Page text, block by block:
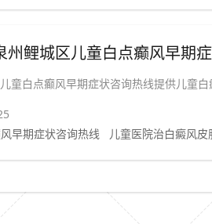
州鲤城区儿童白点癫风早期
童白点癫风早期症状咨询热线提供儿童
早期症状咨询热线
儿童医院治白癜风